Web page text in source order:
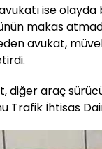
ise
makas
avukat,
diğer araç
Trafik İhtisas